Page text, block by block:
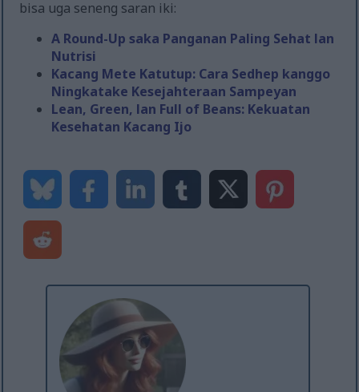
bisa uga seneng saran iki:
A Round-Up saka Panganan Paling Sehat lan
Nutrisi
Kacang Mete Katutup: Cara Sedhep kanggo
Ningkatake Kesejahteraan Sampeyan
Lean, Green, lan Full of Beans: Kekuatan
Kesehatan Kacang Ijo